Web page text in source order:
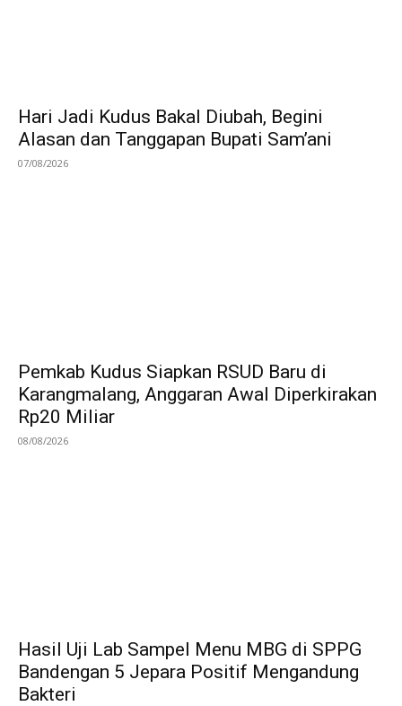
Hari Jadi Kudus Bakal Diubah, Begini
Alasan dan Tanggapan Bupati Sam’ani
07/08/2026
Pemkab Kudus Siapkan RSUD Baru di
Karangmalang, Anggaran Awal Diperkirakan
Rp20 Miliar
08/08/2026
Hasil Uji Lab Sampel Menu MBG di SPPG
Bandengan 5 Jepara Positif Mengandung
Bakteri